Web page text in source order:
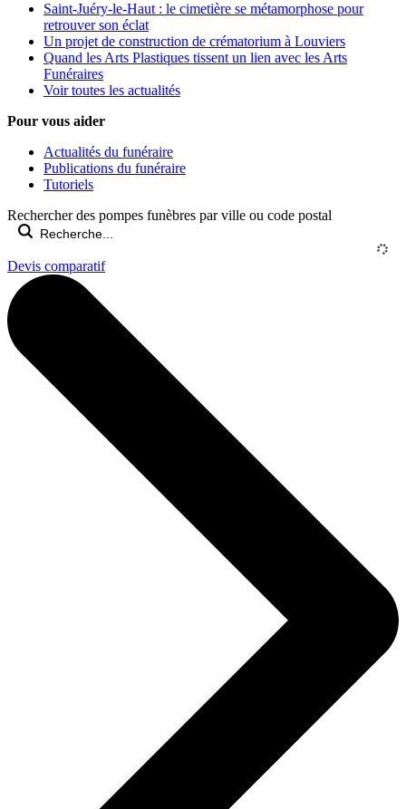
Saint-Juéry-le-Haut : le cimetière se métamorphose pour
retrouver son éclat
Un projet de construction de crématorium à Louviers
Quand les Arts Plastiques tissent un lien avec les Arts
Funéraires
Voir toutes les actualités
Pour vous aider
Actualités du funéraire
Publications du funéraire
Tutoriels
Rechercher des pompes funèbres par ville ou code postal
Devis comparatif